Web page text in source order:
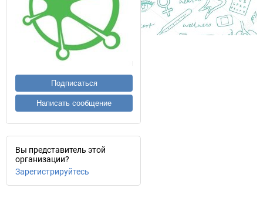
Подписаться
Написать сообщение
Вы представитель этой
организации?
Зарегистрируйтесь